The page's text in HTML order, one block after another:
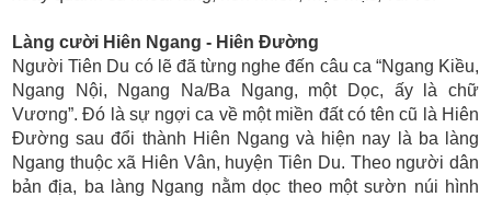
Làng cười Hiên Ngang - Hiên Đường
Người Tiên Du có lẽ đã từng nghe đến câu ca “Ngang Kiều,
Ngang Nội, Ngang Na/Ba Ngang, một Dọc, ấy là chữ
Vương”. Đó là sự ngợi ca về một miền đất có tên cũ là Hiên
Đường sau đổi thành Hiên Ngang và hiện nay là ba làng
Ngang thuộc xã Hiên Vân, huyện Tiên Du. Theo người dân
bản địa, ba làng Ngang nằm dọc theo một sườn núi hình